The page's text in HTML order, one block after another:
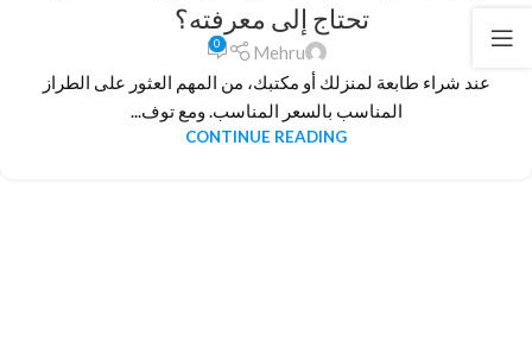
تحتاج إلى معرفته؟
Mehru
0
عند شراء طابعة لمنزلك أو مكتبك، من المهم العثور على الطراز
المناسب بالسعر المناسب. ومع توف...
CONTINUE READING